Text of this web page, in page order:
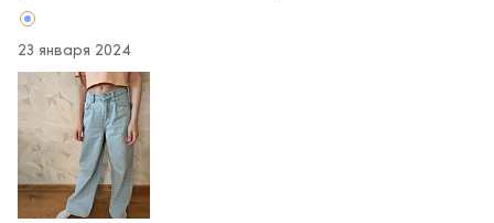
23 января 2024